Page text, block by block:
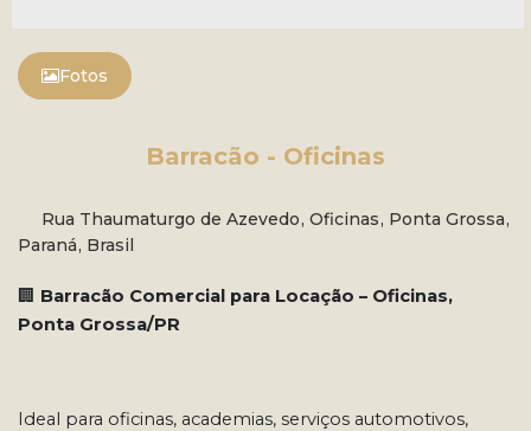
Fotos
Barracão - Oficinas
Rua Thaumaturgo de Azevedo, Oficinas, Ponta Grossa,
Paraná, Brasil
🏢 Barracão Comercial para Locação – Oficinas,
Ponta Grossa/PR
Ideal para oficinas, academias, serviços automotivos,